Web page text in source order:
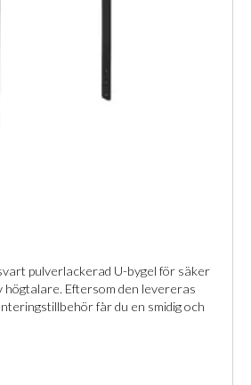
pulverlackerad U-bygel för säker
Eftersom den levereras
får du en smidig och